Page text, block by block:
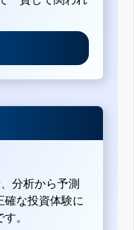
分析から予測
確な投資体験に
。